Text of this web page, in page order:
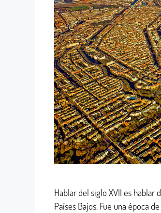
Hablar del siglo XVII es
Países Bajos. Fue una época